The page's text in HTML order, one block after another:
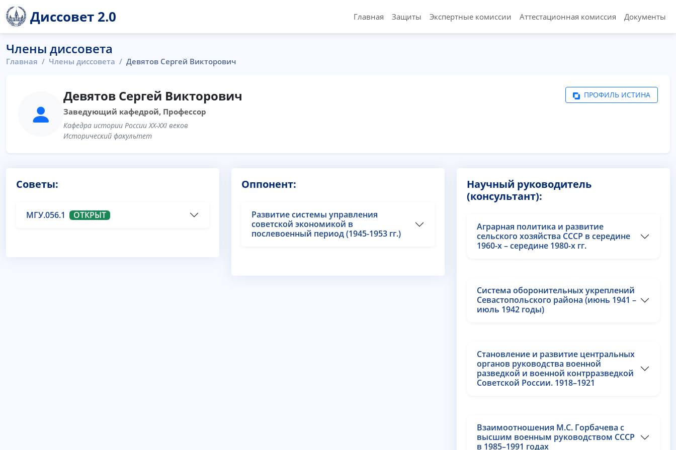
Диссовет 2.0 Главная Защиты Экспертные комиссии Аттестационная комиссия Документы
Члены диссовета
Главная Члены диссовета Девятов Сергей Викторович
Девятов Сергей Викторович
Заведующий кафедрой, Профессор
Кафедра истории России XX-XXI веков
Исторический факультет
ПРОФИЛЬ ИСТИНА
Советы:
МГУ.056.1 ОТКРЫТ
Оппонент:
Развитие системы управления
советской экономикой в
послевоенный период (1945-1953 гг.)
Научный руководитель
(консультант):
Аграрная политика и развитие
сельского хозяйства СССР в середине
1960-х – середине 1980-х гг.
Система оборонительных укреплений
Севастопольского района (июнь 1941 –
июль 1942 годы)
Становление и развитие центральных
органов руководства военной
разведкой и военной контрразведкой
Советской России. 1918–1921
Взаимоотношения М.С. Горбачева с
высшим военным руководством СССР
в 1985–1991 годах